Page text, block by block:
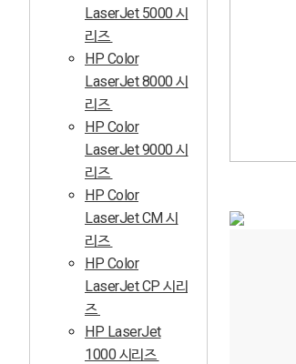
LaserJet 5000 시
리즈
HP Color
LaserJet 8000 시
리즈
HP Color
LaserJet 9000 시
리즈
HP Color
LaserJet CM 시
리즈
HP Color
LaserJet CP 시리
즈
HP LaserJet
1000 시리즈